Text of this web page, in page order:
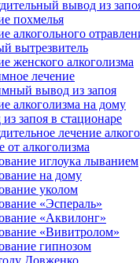
вывод из
похмелья
алкогольного
вытрезвитель
женского алкоголизма
лечение
вывод из запоя
алкоголизма на дому
запоя в стационаре
лечение
от алкоголизма
иглоука лыванием
на дому
уколом
«Эспераль»
«Аквилонг»
«Вивитролом»
гипнозом
Довженко